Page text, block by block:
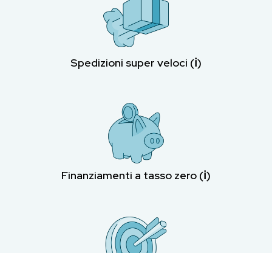
Spedizioni super veloci (ℹ︎)
Finanziamenti a tasso zero (ℹ︎)